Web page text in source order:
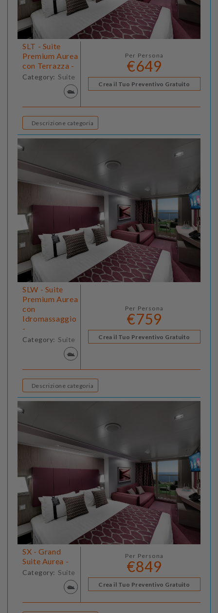
SLT - Suite
Premium Aurea
con Terrazza -
Category: Suite
Per Persona
€649
Crea il Tuo Preventivo Gratuito
Descrizione categoria
SLW - Suite
Premium Aurea
con
Idromassaggio
-
Category: Suite
Per Persona
€759
Crea il Tuo Preventivo Gratuito
Descrizione categoria
SX - Grand
Suite Aurea -
Category: Suite
Per Persona
€849
Crea il Tuo Preventivo Gratuito